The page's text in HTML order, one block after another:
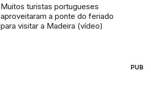
Muitos turistas portugueses
aproveitaram a ponte do feriado
para visitar a Madeira (vídeo)
PUB